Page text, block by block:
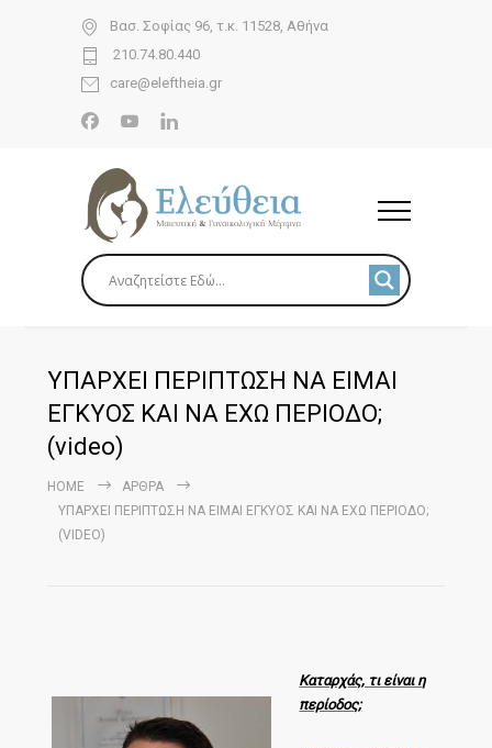
Βασ. Σοφίας 96, τ.κ. 11528, Αθήνα
210.74.80.440
care@eleftheia.gr
ΥΠΑΡΧΕΙ ΠΕΡΙΠΤΩΣΗ ΝΑ ΕΙΜΑΙ
ΕΓΚΥΟΣ ΚΑΙ ΝΑ ΕΧΩ ΠΕΡΙΟΔΟ;
(video)
HOME
ΆΡΘΡΑ
ΥΠΑΡΧΕΙ ΠΕΡΙΠΤΩΣΗ ΝΑ ΕΙΜΑΙ ΕΓΚΥΟΣ ΚΑΙ ΝΑ ΕΧΩ ΠΕΡΙΟΔΟ;
(VIDEO)
Καταρχάς, τι είναι η
περίοδος;